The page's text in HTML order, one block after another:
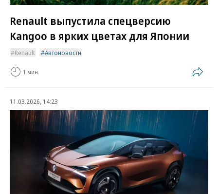
Renault выпустила спецверсию
Kangoo в ярких цветах для Японии
Renault Автоновости
1 мин.
11.03.2026, 14:23